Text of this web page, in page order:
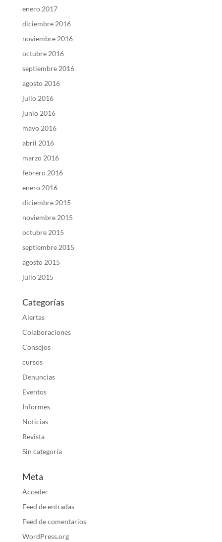
enero 2017
diciembre 2016
noviembre 2016
octubre 2016
septiembre 2016
agosto 2016
julio 2016
junio 2016
mayo 2016
abril 2016
marzo 2016
febrero 2016
enero 2016
diciembre 2015
noviembre 2015
octubre 2015
septiembre 2015
agosto 2015
julio 2015
Categorías
Alertas
Colaboraciones
Consejos
cursos
Denuncias
Eventos
Informes
Noticias
Revista
Sin categoría
Meta
Acceder
Feed de entradas
Feed de comentarios
WordPress.org